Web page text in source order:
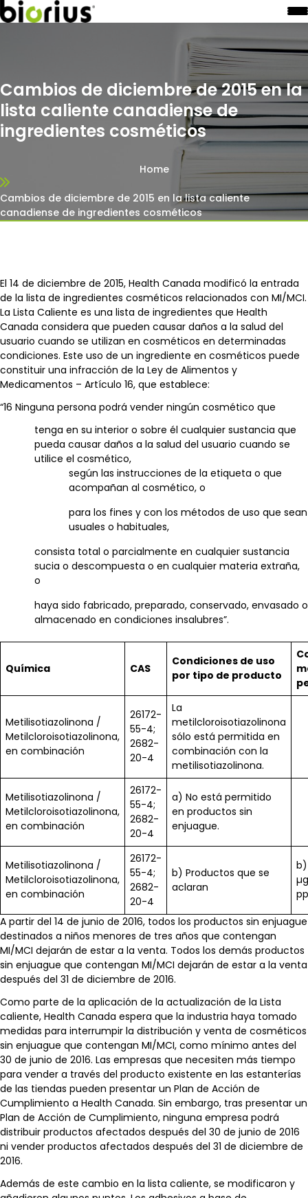
Cambios de diciembre de 2015 en la
lista caliente canadiense de
ingredientes cosméticos
Home
Cambios de diciembre de 2015 en la lista caliente
canadiense de ingredientes cosméticos
El 14 de diciembre de 2015, Health Canada modificó la entrada
de la lista de ingredientes cosméticos relacionados con MI/MCI.
La Lista Caliente es una lista de ingredientes que Health
Canada considera que pueden causar daños a la salud del
usuario cuando se utilizan en cosméticos en determinadas
condiciones. Este uso de un ingrediente en cosméticos puede
constituir una infracción de la Ley de Alimentos y
Medicamentos – Artículo 16, que establece:
“16 Ninguna persona podrá vender ningún cosmético que
tenga en su interior o sobre él cualquier sustancia que
pueda causar daños a la salud del usuario cuando se
utilice el cosmético,
según las instrucciones de la etiqueta o que
acompañan al cosmético, o
para los fines y con los métodos de uso que sean
usuales o habituales,
consista total o parcialmente en cualquier sustancia
sucia o descompuesta o en cualquier materia extraña,
o
haya sido fabricado, preparado, conservado, envasado o
almacenado en condiciones insalubres”.
Química CAS
Condiciones de uso
por tipo de producto
Metilisotiazolinona /
Metilcloroisotiazolinona,
en combinación
26172-
55-4;
2682-
20-4
La
metilcloroisotiazolinona
sólo está permitida en
combinación con la
metilisotiazolinona.
Metilisotiazolinona /
Metilcloroisotiazolinona,
en combinación
26172-
55-4;
2682-
20-4
a) No está permitido
en productos sin
enjuague.
Metilisotiazolinona /
Metilcloroisotiazolinona,
en combinación
26172-
55-4;
2682-
20-4
b) Productos que se
aclaran
b)
A partir del 14 de junio de 2016, todos los productos sin enjuague
destinados a niños menores de tres años que contengan
MI/MCI dejarán de estar a la venta. Todos los demás productos
sin enjuague que contengan MI/MCI dejarán de estar a la venta
después del 31 de diciembre de 2016.
Como parte de la aplicación de la actualización de la Lista
caliente, Health Canada espera que la industria haya tomado
medidas para interrumpir la distribución y venta de cosméticos
sin enjuague que contengan MI/MCI, como mínimo antes del
30 de junio de 2016. Las empresas que necesiten más tiempo
para vender a través del producto existente en las estanterías
de las tiendas pueden presentar un Plan de Acción de
Cumplimiento a Health Canada. Sin embargo, tras presentar un
Plan de Acción de Cumplimiento, ninguna empresa podrá
distribuir productos afectados después del 30 de junio de 2016
ni vender productos afectados después del 31 de diciembre de
2016.
Además de este cambio en la lista caliente, se modificaron y